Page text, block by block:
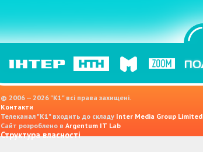
© 2006 — 2026 "K1" всі права захищені.
Контакти
Телеканал "К1" входить до складу Inter Media Group Limited
Сайт розроблено в Argentum IT Lab
Структура власності